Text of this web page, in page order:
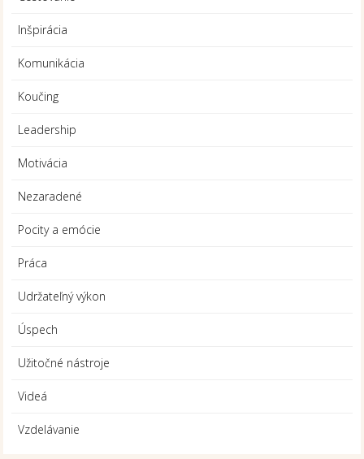
Inšpirácia
Komunikácia
Koučing
Leadership
Motivácia
Nezaradené
Pocity a emócie
Práca
Udržateľný výkon
Úspech
Užitočné nástroje
Videá
Vzdelávanie